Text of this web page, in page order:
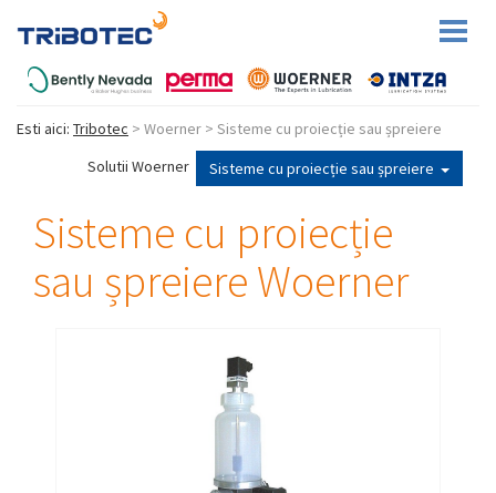
Esti aici: Tribotec > Woerner > Sisteme cu proiecție sau șpreiere
Solutii Woerner
Sisteme cu proiecție sau șpreiere
Sisteme cu proiecție
sau șpreiere Woerner